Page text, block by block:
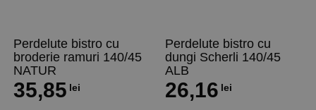
Perdelute bistro cu
broderie ramuri 140/45
NATUR
35,85 lei
Perdelute bistro cu
dungi Scherli 140/45
ALB
26,16 lei